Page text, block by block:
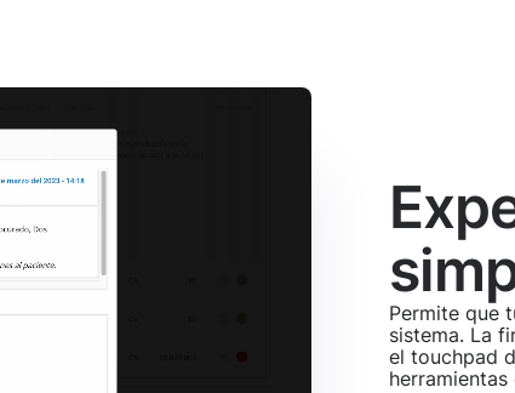
Permite que
sistema. La
el touchpad
herramientas